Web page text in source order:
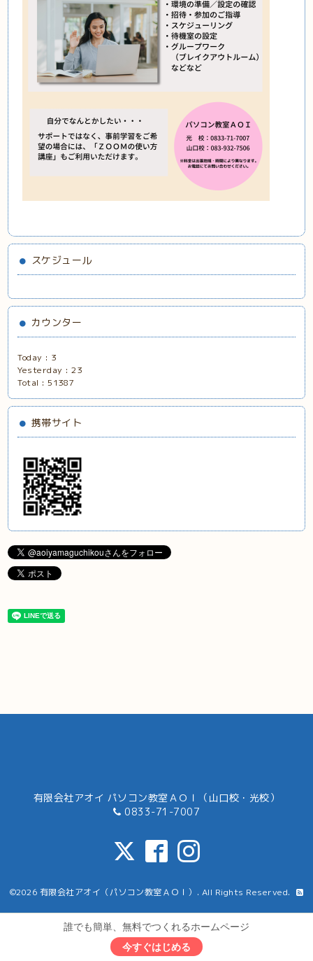
スケジュール
カウンター
Today : 3
Yesterday :23
Total :51387
携帯サイト
有限会社アオイ パソコン教室ＡＯＩ（山口校・光校）
0833-71-7007
©2026 有限会社アオイ（パソコン教室ＡＯＩ） . All Rights Reserved.
誰でも簡単、無料でつくれるホームページ
今すぐはじめる